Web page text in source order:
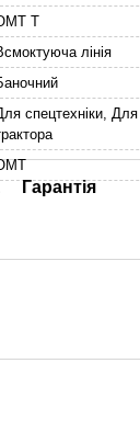
T
лінія
спецтехніки, Для
Гарантія